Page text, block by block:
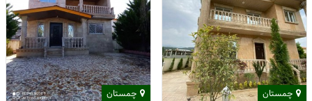
چمستان چمستان